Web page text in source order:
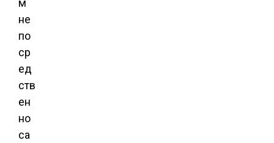
не
по
ср
ед
ств
ен
но
са